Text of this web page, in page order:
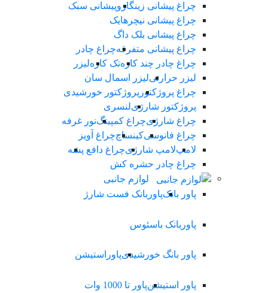
چراغ پیشانی زینگاروپیشانی سبک
چراغ پیشانی نیچرهایک
چراغ پیشانی بلک داگ
چراغ پیشانی متفرقهچراغ چادر
چراغ چادر چند کارهتک کارهلیزر
لیزر حرارتیلیزر اسمال سان
چراغ پروژکتور پروژکتور خورشیدی
پروژکتور شارژیلنسری
چراغ شارژیچراغ کمپینگنور غرفه
چراغ فانوسیکینساچچراغ آویز
لامپلامپ شارژیچراغ دافع پشه
چراغ چادر حشره کش
لوازم جانبی
پاور بانکپاوربانک فست شارژ
پاوربانک باسئوس
پاور بانگ خورشیدیپاوراستیشن
پاور استیشنپاور تا 1000 وات